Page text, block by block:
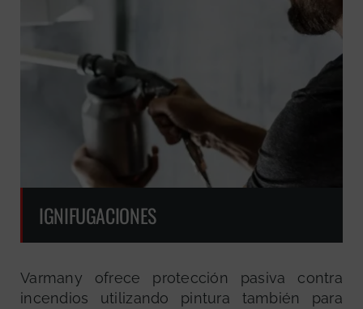
IGNIFUGACIONES
Varmany ofrece protección pasiva contra
incendios utilizando pintura también para